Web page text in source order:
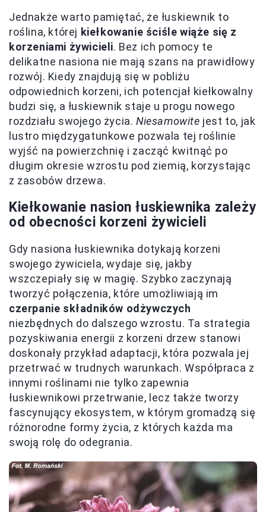
Jednakże warto pamiętać, że łuskiewnik to
roślina, której kiełkowanie ściśle wiąże się z
korzeniami żywicieli. Bez ich pomocy te
delikatne nasiona nie mają szans na prawidłowy
rozwój. Kiedy znajdują się w pobliżu
odpowiednich korzeni, ich potencjał kiełkowalny
budzi się, a łuskiewnik staje u progu nowego
rozdziału swojego życia.Niesamowite jest to, jak
lustro międzygatunkowe pozwala tej roślinie
wyjść na powierzchnię i zacząć kwitnąć po
długim okresie wzrostu pod ziemią, korzystając
z zasobów drzewa.
Kiełkowanie nasion łuskiewnika zależy
od obecności korzeni żywicieli
Gdy nasiona łuskiewnika dotykają korzeni
swojego żywiciela, wydaje się, jakby
wszczepiały się w magię. Szybko zaczynają
tworzyć połączenia, które umożliwiają im
czerpanie składników odżywczych
niezbędnych do dalszego wzrostu. Ta strategia
pozyskiwania energii z korzeni drzew stanowi
doskonały przykład adaptacji, która pozwala jej
przetrwać w trudnych warunkach. Współpraca z
innymi roślinami nie tylko zapewnia
łuskiewnikowi przetrwanie, lecz także tworzy
fascynujący ekosystem, w którym gromadzą się
różnorodne formy życia, z których każda ma
swoją rolę do odegrania.